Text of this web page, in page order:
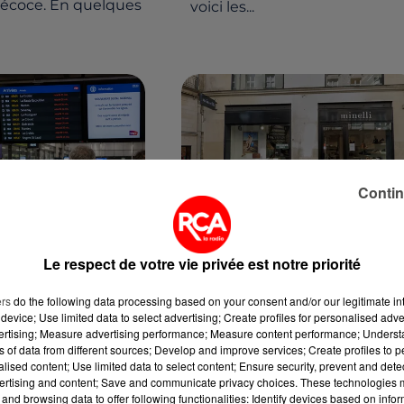
En quelques
voici les...
SUR LES
supprimé, des
perturbés : les
invités à
déplacements
10 juin.
13 mai 2026
LIQUIDATION TOTALE
MINELLI : LES MAGASINS
L'enseigne de chaussures
Minelli, fondée en 1973, jette
définitivement l'éponge
une série de restructurations
infructueuses. Placée en
Le respect de votre vie privée est notre priorité
do the following data processing based on your consent and/or our legitimate
Use limited data to select advertising; Create profiles for personalised
Measure advertising performance; Measure content performance;
of data from different sources; Develop and improve services; Create profiles to
content; Use limited data to select content; Ensure security, prevent and
and content; Save and communicate privacy choices. These technologies
browsing data to offer following functionalities: Identify devices based on